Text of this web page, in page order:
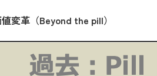
変革（Beyond the pill）